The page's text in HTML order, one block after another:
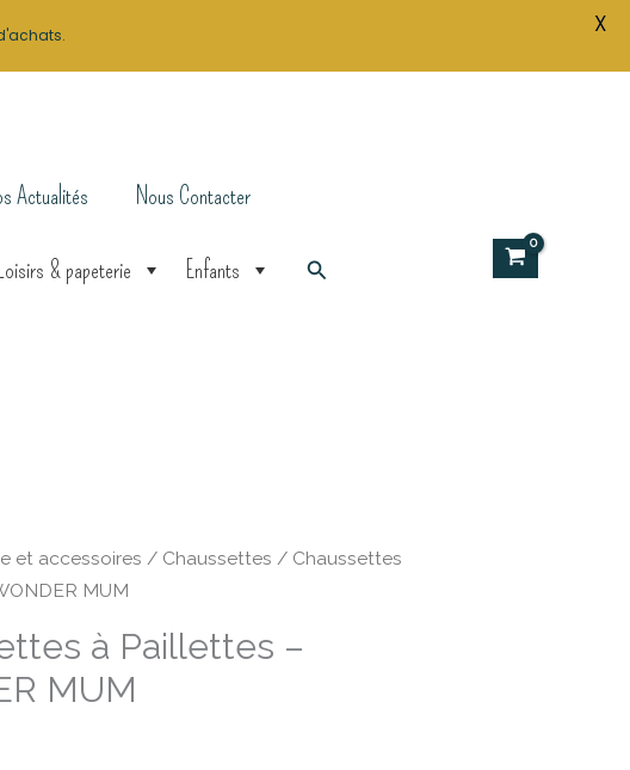
Actualités Nous Contacter
Loisirs & papeterie Enfants Rechercher
et accessoires / Chaussettes / Chaussettes
MUM
à Paillettes –
MUM
X